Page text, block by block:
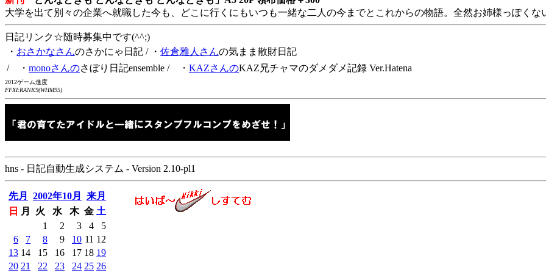
大学を出て別々の企業へ就職した今も、どこに行くにもいつも一緒な二人の今までとこれからの物語。全然お姉様っぽくな
日記リンク☆随時募集中です(^^;)
・ おさかなさんのさかにゃ日記 / ・ 佐倉雅人さんの気まま散財日記
/ ・ monoさんのさぼり日記ensemble / ・ KAZさんのKAZ兄チャマのダメダメ記録 Ver.Hatena
2012ゲーム進度
FFXI:RANK9(WHM95)
hns - 日記自動生成システム - Version 2.10-pl1
先月 2002年10月
来月
日
月 火 水 木 金 土
1
2 3 4
5
6
7 8 9 10 11 12
13 14 15 16 17 18 19
20 21 22 23 24 25 26